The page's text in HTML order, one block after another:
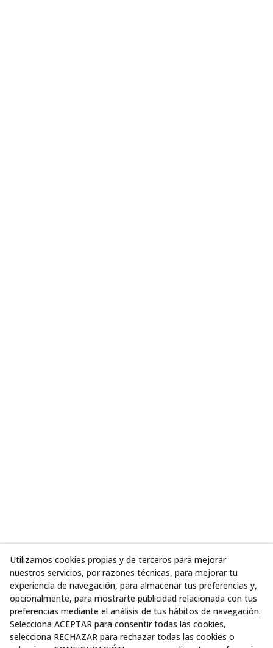
Utilizamos cookies propias y de terceros para mejorar
nuestros servicios, por razones técnicas, para mejorar tu
experiencia de navegación, para almacenar tus preferencias y,
opcionalmente, para mostrarte publicidad relacionada con tus
preferencias mediante el análisis de tus hábitos de navegación.
Selecciona ACEPTAR para consentir todas las cookies,
selecciona RECHAZAR para rechazar todas las cookies o